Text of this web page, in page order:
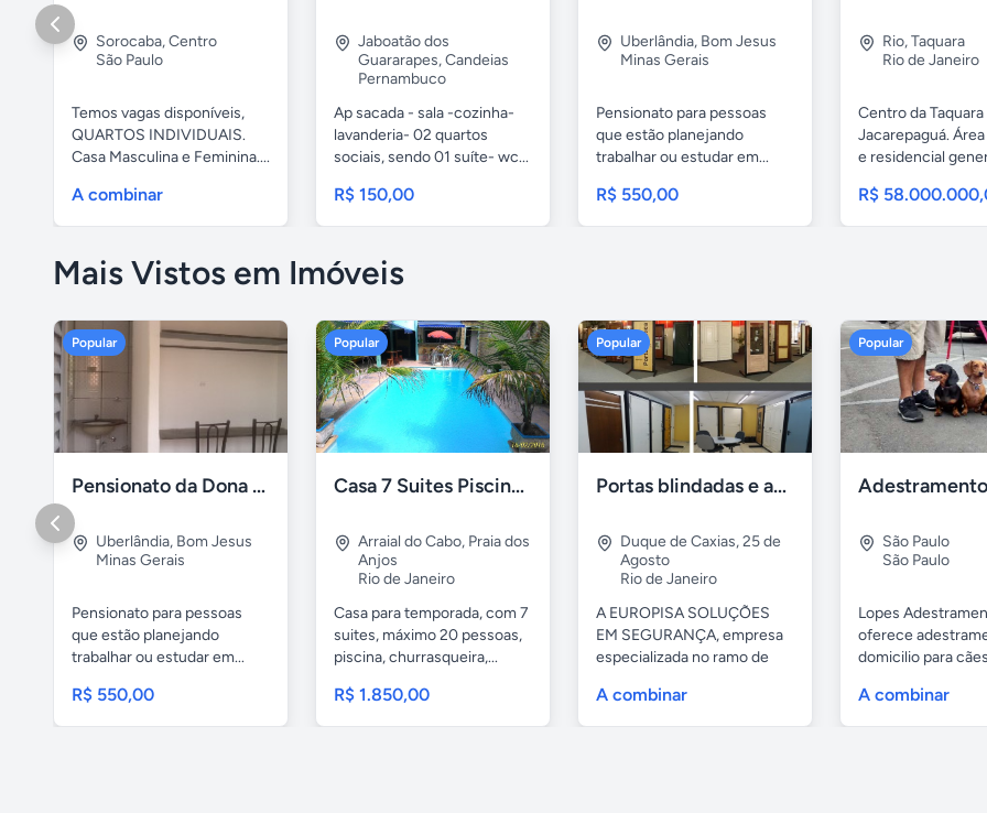
Sorocaba,Centro
São Paulo
Temos vagas disponíveis,
QUARTOS INDIVIDUAIS.
Casa Masculina e Feminina....
A combinar
Jaboatão dos
Guararapes,Candeias
Pernambuco
Ap sacada - sala -cozinha-
lavanderia- 02 quartos
sociais, sendo 01 suíte- wc...
R$ 150,00
Uberlândia, Bom Jesus
Minas Gerais
Pensionato para pessoas
que estão planejando
trabalhar ou estudar em...
R$ 550,00
Rio,Taquara
Rio de Janeiro
Centro da Taquara
Jacarepaguá.
e residencial
R$
Mais Vistos em Imóveis
Popular
Pensionato da Dona Maria - Uberlândia/MG
Uberlândia, Bom Jesus
Minas Gerais
Pensionato para pessoas
que estão planejando
trabalhar ou estudar em...
R$ 550,00
Popular
Casa 7 Suites Piscina - Praia dos Anjos
Arraial do Cabo, Praia dos
Anjos
Rio de Janeiro
Casa para temporada, com 7
suites, máximo 20 pessoas,
piscina, churrasqueira,...
R$ 1.850,00
Popular
Portas blindadas e anti-arrombamento Europisa
Duque de Caxias,25 de
Agosto
Rio de Janeiro
A EUROPISA SOLUÇÕES
EM SEGURANÇA, empresa
especializada no ramo de
A combinar
Popular
São Paulo
São Paulo
Lopes
oferece
domicilio para
A combinar